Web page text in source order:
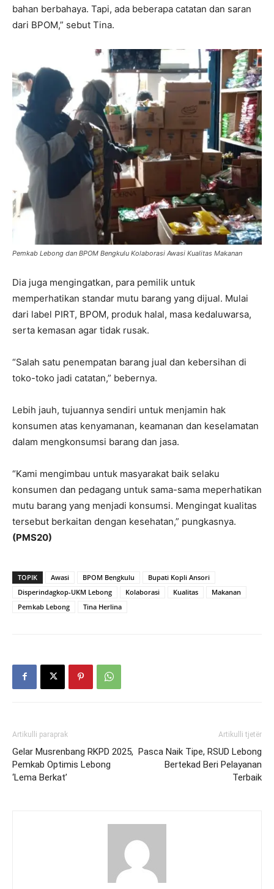
bahan berbahaya. Tapi, ada beberapa catatan dan saran
dari BPOM,” sebut Tina.
Pemkab Lebong dan BPOM Bengkulu Kolaborasi Awasi Kualitas Makanan
Dia juga mengingatkan, para pemilik untuk
memperhatikan standar mutu barang yang dijual. Mulai
dari label PIRT, BPOM, produk halal, masa kedaluwarsa,
serta kemasan agar tidak rusak.
“Salah satu penempatan barang jual dan kebersihan di
toko-toko jadi catatan,” bebernya.
Lebih jauh, tujuannya sendiri untuk menjamin hak
konsumen atas kenyamanan, keamanan dan keselamatan
dalam mengkonsumsi barang dan jasa.
“Kami mengimbau untuk masyarakat baik selaku
konsumen dan pedagang untuk sama-sama meperhatikan
mutu barang yang menjadi konsumsi. Mengingat kualitas
tersebut berkaitan dengan kesehatan,” pungkasnya.
(PMS20)
TOPIK Awasi BPOM Bengkulu
Bupati Kopli Ansori
Disperindagkop-UKM Lebong
Kolaborasi Kualitas
Makanan
Pemkab Lebong
Tina Herlina
Artikulli paraprak
Gelar Musrenbang RKPD 2025,
Pemkab Optimis Lebong
‘Lema Berkat’
Artikulli tjetër
Pasca Naik Tipe, RSUD Lebong
Bertekad Beri Pelayanan
Terbaik